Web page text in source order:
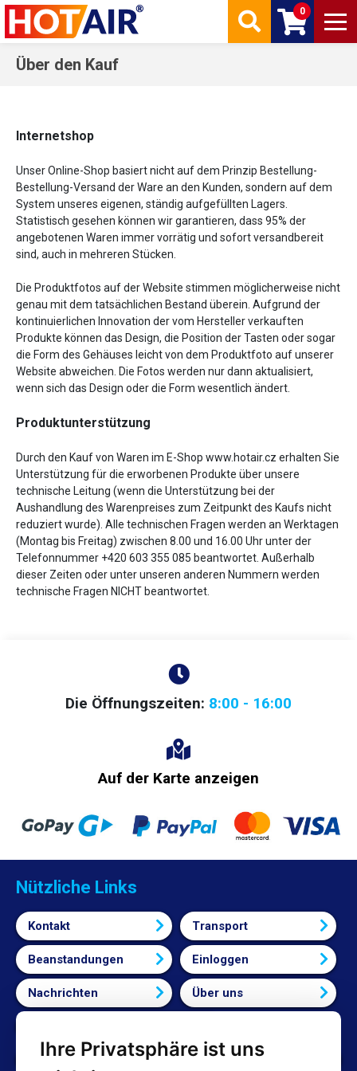
Ihre Privatsphäre ist uns
0
Über den Kauf
Internetshop
Unser Online-Shop basiert nicht auf dem Prinzip Bestellung-
Bestellung-Versand der Ware an den Kunden, sondern auf dem
System unseres eigenen, ständig aufgefüllten Lagers.
Statistisch gesehen können wir garantieren, dass 95% der
angebotenen Waren immer vorrätig und sofort versandbereit
sind, auch in mehreren Stücken.
Die Produktfotos auf der Website stimmen möglicherweise nicht
genau mit dem tatsächlichen Bestand überein. Aufgrund der
kontinuierlichen Innovation der vom Hersteller verkauften
Produkte können das Design, die Position der Tasten oder sogar
die Form des Gehäuses leicht von dem Produktfoto auf unserer
Website abweichen. Die Fotos werden nur dann aktualisiert,
wenn sich das Design oder die Form wesentlich ändert.
Produktunterstützung
Durch den Kauf von Waren im E-Shop www.hotair.cz erhalten Sie
Unterstützung für die erworbenen Produkte über unsere
technische Leitung (wenn die Unterstützung bei der
Aushandlung des Warenpreises zum Zeitpunkt des Kaufs nicht
reduziert wurde). Alle technischen Fragen werden an Werktagen
(Montag bis Freitag) zwischen 8.00 und 16.00 Uhr unter der
Telefonnummer +420 603 355 085 beantwortet. Außerhalb
dieser Zeiten oder unter unseren anderen Nummern werden
technische Fragen NICHT beantwortet.
Die Öffnungszeiten: 8:00 - 16:00
Auf der Karte anzeigen
Nützliche Links
Kontakt Transport
Beanstandungen Einloggen
Nachrichten Über uns
Cookie-Einstellungen bearbeiten